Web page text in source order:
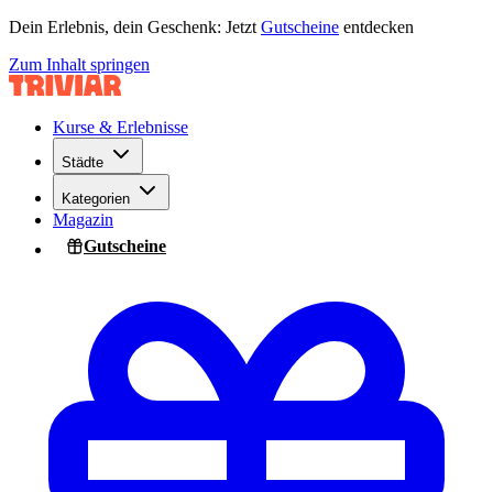
Dein Erlebnis, dein Geschenk: Jetzt Gutscheine entdecken
Zum Inhalt springen
Kurse & Erlebnisse
Städte
Kategorien
Magazin
Gutscheine